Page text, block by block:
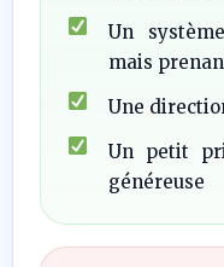
Un
mais
Une
Un petit
généreuse